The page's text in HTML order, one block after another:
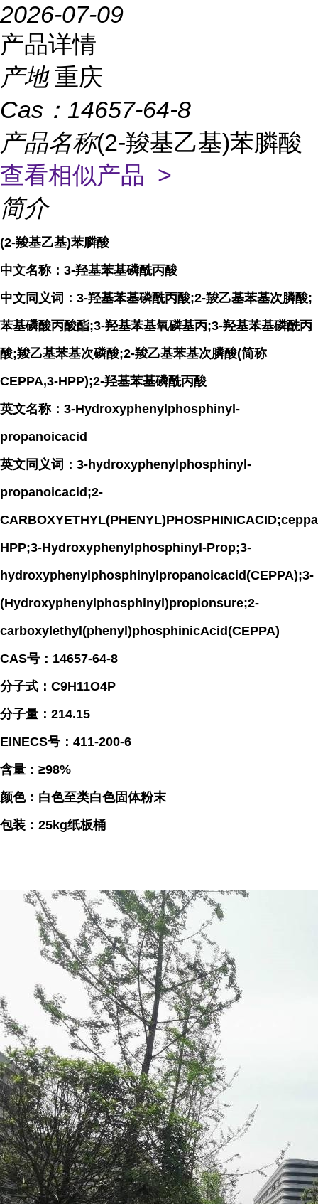
2026-07-09
产品详情
产地 重庆
Cas： 14657-64-8
产品名称(2-羧基乙基)苯膦酸
查看相似产品 >
简介
(2-羧基乙基)苯膦酸
中文名称：3-羟基苯基磷酰丙酸
中文同义词：3-羟基苯基磷酰丙酸;2-羧乙基苯基次膦酸;
苯基磷酸丙酸酯;3-羟基苯基氧磷基丙;3-羟基苯基磷酰丙
酸;羧乙基苯基次磷酸;2-羧乙基苯基次膦酸(简称
CEPPA,3-HPP);2-羟基苯基磷酰丙酸
英文名称：3-Hydroxyphenylphosphinyl-
propanoicacid
英文同义词：3-hydroxyphenylphosphinyl-
propanoicacid;2-
HPP;3-Hydroxyphenylphosphinyl-Prop;3-
hydroxyphenylphosphinylpropanoicacid(CEPPA);3-
(Hydroxyphenylphosphinyl)propionsure;2-
carboxylethyl(phenyl)phosphinicAcid(CEPPA)
CAS号：14657-64-8
分子式：C9H11O4P
分子量：214.15
EINECS号：411-200-6
含量：≥98%
颜色：白色至类白色固体粉末
包装：25kg纸板桶